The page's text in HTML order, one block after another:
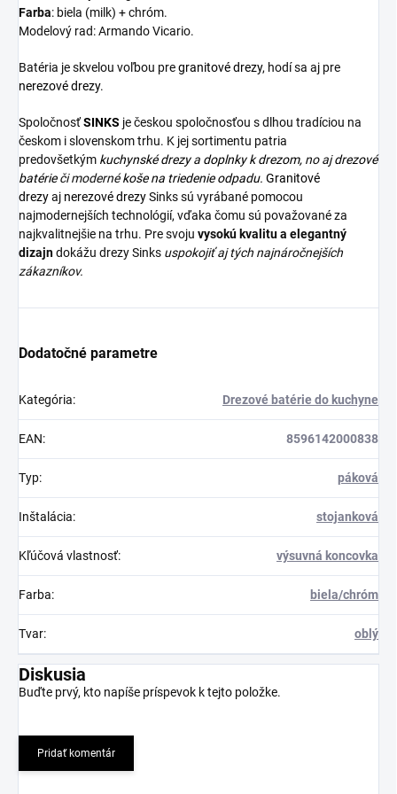
Farba: biela (milk) + chróm.
Modelový rad: Armando Vicario.
Batéria je skvelou voľbou pregranitové drezy, hodí sa aj pre
nerezové drezy.
SpoločnosťSINKS je českou spoločnosťou s dlhou tradíciou na
českom i slovenskom trhu. K jej sortimentu patria
predovšetkým kuchynské drezya doplnky k drezom, no ajdrezové
batérieči modernékoše na triedenie odpadu. Granitové
drezyaj nerezové drezySinks sú vyrábané pomocou
najmodernejších technológií, vďaka čomu sú považované za
najkvalitnejšie na trhu. Pre svoju vysokú kvalitu a elegantný
dizajndokážu drezy Sinks uspokojiť aj tých najnáročnejších
zákazníkov.
Dodatočné parametre
Kategória: Drezové batérie do kuchyne
EAN: 8596142000838
Typ: páková
Inštalácia: stojanková
Kľúčová vlastnosť: výsuvná koncovka
Farba: biela/chróm
Tvar: oblý
Diskusia
Buďte prvý, kto napíše príspevok k tejto položke.
Pridať komentár